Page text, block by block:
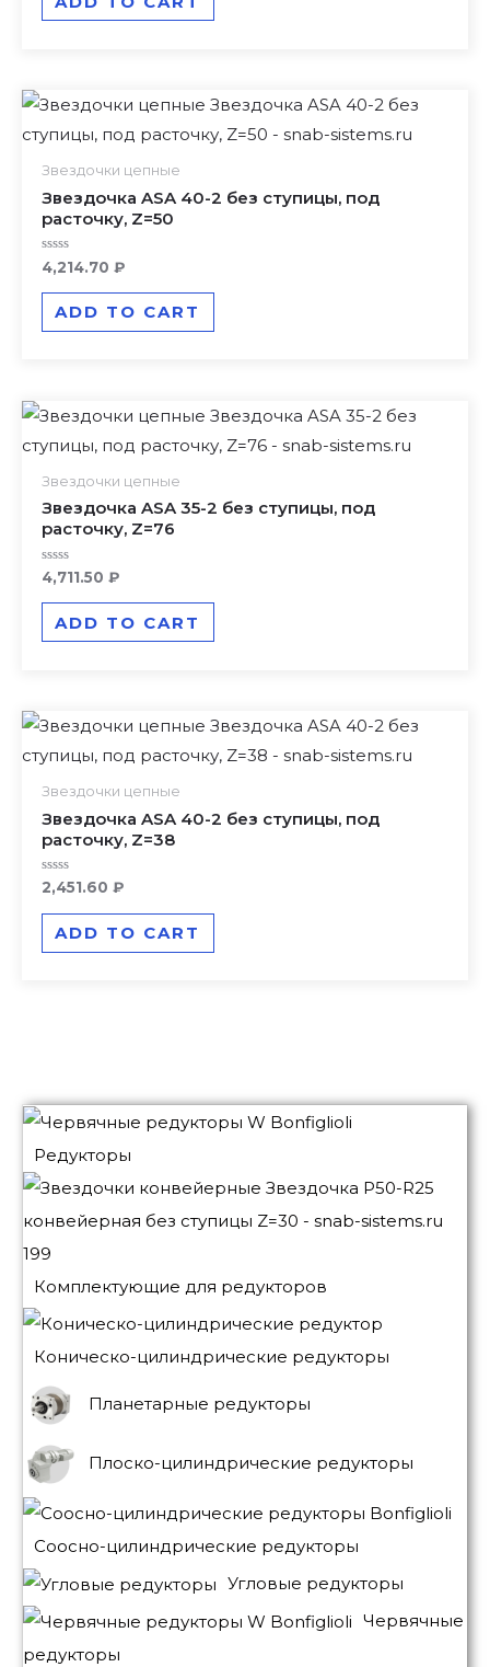
Редукторы
Комплектующие для редукторов
Коническо-цилиндрические редукторы
Планетарные редукторы
Плоско-цилиндрические редукторы
Соосно-цилиндрические редукторы
Угловые редукторы
Червячные
редукторы
Звездочки цепные
Звездочка ASA 40-2 без ступицы, под
расточку, Z=50
Rated
0
out
4,214.70 ₽
ADD TO CART
Звездочки цепные
Звездочка ASA 35-2 без ступицы, под
расточку, Z=76
Rated
out
4,711.50 ₽
ADD TO CART
Звездочки цепные
Звездочка ASA 40-2 без ступицы, под
расточку, Z=38
Rated
out
2,451.60 ₽
ADD TO CART